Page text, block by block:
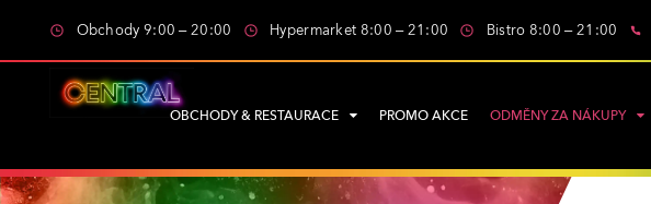
Obchody 9:00 – 20:00 Hypermarket 8:00 – 21:00 Bistro 8:00 – 21:00
OBCHODY & RESTAURACE PROMO AKCE ODMĚNY ZA NÁKUPY